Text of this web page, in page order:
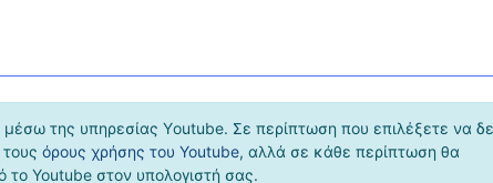
μέσω της υπηρεσίας Υoutube. Σε περίπτωση που επιλέξετε να
όρους χρήσης του Youtube, αλλά σε κάθε περίπτωση θα
Youtube στον υπολογιστή σας.